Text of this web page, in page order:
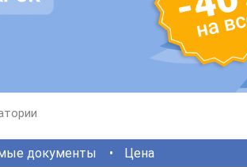
документы Цена